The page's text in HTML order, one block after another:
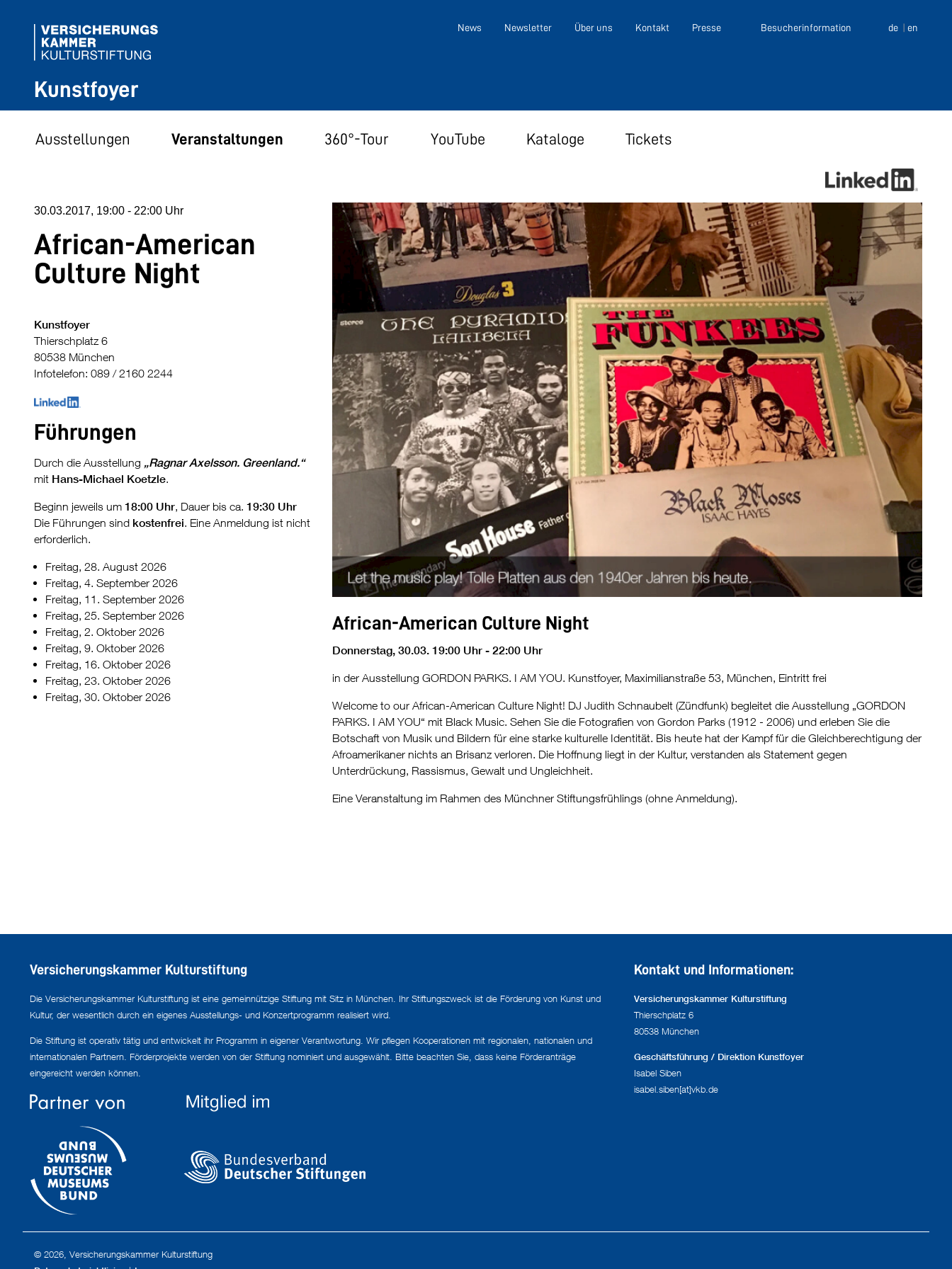
News Newsletter Über uns Kontakt Presse Besucherinformation de en
Kunstfoyer
Ausstellungen Veranstaltungen 360°-Tour YouTube Kataloge Tickets
African-American Culture Night
Donnerstag, 30.03. 19:00 Uhr - 22:00 Uhr
in der Ausstellung GORDON PARKS. I AM YOU. Kunstfoyer, Maximilianstraße 53, München, Eintritt frei
Welcome to our African-American Culture Night! DJ Judith Schnaubelt (Zündfunk) begleitet die Ausstellung „GORDON
PARKS. I AM YOU“ mit Black Music. Sehen Sie die Fotografien von Gordon Parks (1912 - 2006) und erleben Sie die
Botschaft von Musik und Bildern für eine starke kulturelle Identität. Bis heute hat der Kampf für die Gleichberechtigung der
Afroamerikaner nichts an Brisanz verloren. Die Hoffnung liegt in der Kultur, verstanden als Statement gegen
Unterdrückung, Rassismus, Gewalt und Ungleichheit.
Eine Veranstaltung im Rahmen des Münchner Stiftungsfrühlings (ohne Anmeldung).
30.03.2017, 19:00 - 22:00 Uhr
African-American
Culture Night
Kunstfoyer
Thierschplatz 6
80538 München
Infotelefon: 089 / 2160 2244
Führungen
Durch die Ausstellung „Ragnar Axelsson. Greenland.“
mit Hans-Michael Koetzle.
Beginn jeweils um 18:00 Uhr, Dauer bis ca. 19:30 Uhr
Die Führungen sind kostenfrei. Eine Anmeldung ist nicht
erforderlich.
Freitag, 28. August 2026
Freitag, 4. September 2026
Freitag, 11. September 2026
Freitag, 25. September 2026
Freitag, 2. Oktober 2026
Freitag, 9. Oktober 2026
Freitag, 16. Oktober 2026
Freitag, 23. Oktober 2026
Freitag, 30. Oktober 2026
Versicherungskammer Kulturstiftung
Die Versicherungskammer Kulturstiftung ist eine gemeinnützige Stiftung mit Sitz in München. Ihr Stiftungszweck ist die Förderung von Kunst und
Kultur, der wesentlich durch ein eigenes Ausstellungs- und Konzertprogramm realisiert wird.
Die Stiftung ist operativ tätig und entwickelt ihr Programm in eigener Verantwortung. Wir pflegen Kooperationen mit regionalen, nationalen und
internationalen Partnern. Förderprojekte werden von der Stiftung nominiert und ausgewählt. Bitte beachten Sie, dass keine Förderanträge
eingereicht werden können.
Kontakt und Informationen:
Versicherungskammer Kulturstiftung
Thierschplatz 6
80538 München
Geschäftsführung / Direktion Kunstfoyer
Isabel Siben
isabel.siben[at]vkb.de
© 2026, Versicherungskammer Kulturstiftung